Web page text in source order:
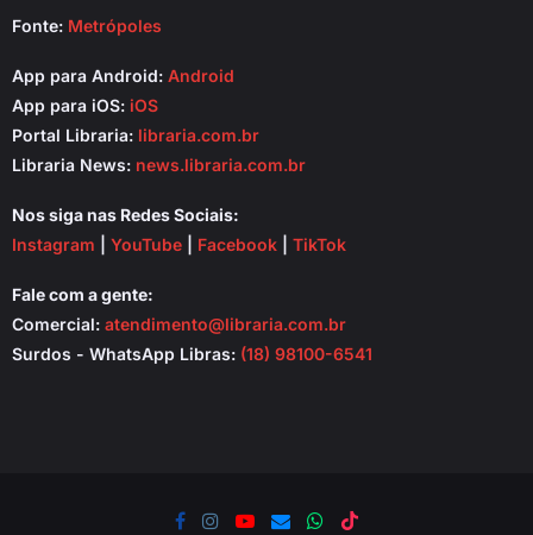
Fonte: Metrópoles
App para Android: Android
App para iOS: iOS
Portal Libraria: libraria.com.br
Libraria News: news.libraria.com.br
Nos siga nas Redes Sociais:
Instagram
YouTube Facebook TikTok
Fale com a gente:
Comercial: atendimento@libraria.com.br
Surdos - WhatsApp Libras: (18) 98100-6541